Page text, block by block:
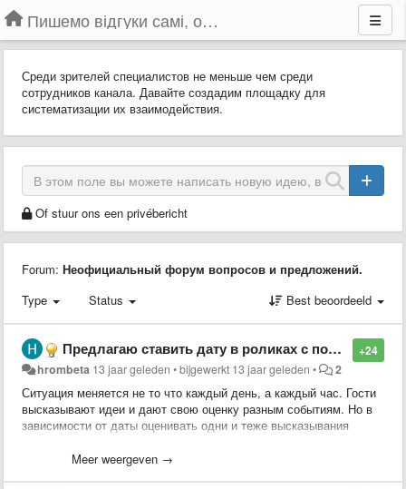
Пишемо відгуки самі, обговорюємо інші ідеї та пропозиції до Громадського Телебачення
Среди зрителей специалистов не меньше чем среди
сотрудников канала. Давайте создадим площадку для
систематизации их взаимодействия.
Of stuur ons een privébericht
Forum: Неофициальный форум вопросов и предложений.
Type
Status Best beoordeeld
+24
Предлагаю ставить дату в роликах с пометкой "повтор"
hrombeta 13 jaar geleden •bijgewerkt 13 jaar geleden • 2
Ситуация меняется не то что каждый день, а каждый час. Гости
высказывают идеи и дают свою оценку разным событиям. Но в
зависимости от даты оценивать одни и теже высказывания
Meer weergeven →